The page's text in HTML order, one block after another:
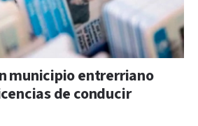
municipio entrerriano
de conducir